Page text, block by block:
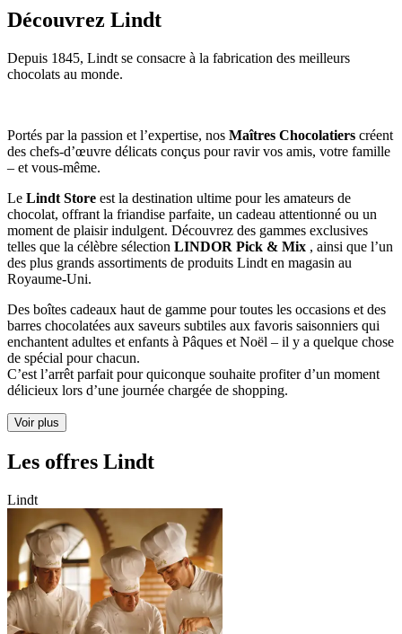
Découvrez Lindt
Depuis 1845, Lindt se consacre à la fabrication des meilleurs
chocolats au monde.
Portés par la passion et l’expertise, nos Maîtres Chocolatiers créent
des chefs-d’œuvre délicats conçus pour ravir vos amis, votre famille
– et vous-même.
Le Lindt Store est la destination ultime pour les amateurs de
chocolat, offrant la friandise parfaite, un cadeau attentionné ou un
moment de plaisir indulgent. Découvrez des gammes exclusives
telles que la célèbre sélection LINDOR Pick & Mix , ainsi que l’un
des plus grands assortiments de produits Lindt en magasin au
Royaume-Uni.
Des boîtes cadeaux haut de gamme pour toutes les occasions et des
barres chocolatées aux saveurs subtiles aux favoris saisonniers qui
enchantent adultes et enfants à Pâques et Noël – il y a quelque chose
de spécial pour chacun.
C’est l’arrêt parfait pour quiconque souhaite profiter d’un moment
délicieux lors d’une journée chargée de shopping.
Voir plus
Les offres Lindt
Lindt